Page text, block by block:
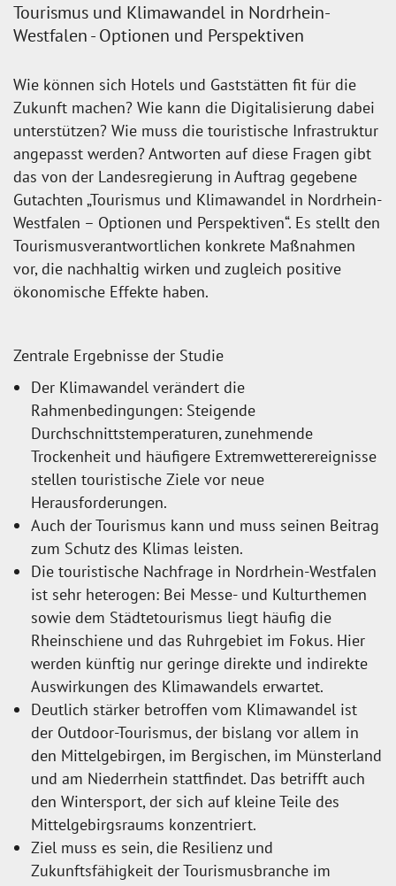
Tourismus und Klimawandel in Nordrhein-
Westfalen - Optionen und Perspektiven
Wie können sich Hotels und Gaststätten fit für die
Zukunft machen? Wie kann die Digitalisierung dabei
unterstützen? Wie muss die touristische Infrastruktur
angepasst werden? Antworten auf diese Fragen gibt
das von der Landesregierung in Auftrag gegebene
Gutachten „Tourismus und Klimawandel in Nordrhein-
Westfalen – Optionen und Perspektiven“. Es stellt den
Tourismusverantwortlichen konkrete Maßnahmen
vor, die nachhaltig wirken und zugleich positive
ökonomische Effekte haben.
Zentrale Ergebnisse der Studie
Der Klimawandel verändert die
Rahmenbedingungen: Steigende
Durchschnittstemperaturen, zunehmende
Trockenheit und häufigere Extremwetterereignisse
stellen touristische Ziele vor neue
Herausforderungen.
Auch der Tourismus kann und muss seinen Beitrag
zum Schutz des Klimas leisten.
Die touristische Nachfrage in Nordrhein-Westfalen
ist sehr heterogen: Bei Messe- und Kulturthemen
sowie dem Städtetourismus liegt häufig die
Rheinschiene und das Ruhrgebiet im Fokus. Hier
werden künftig nur geringe direkte und indirekte
Auswirkungen des Klimawandels erwartet.
Deutlich stärker betroffen vom Klimawandel ist
der Outdoor-Tourismus, der bislang vor allem in
den Mittelgebirgen, im Bergischen, im Münsterland
und am Niederrhein stattfindet. Das betrifft auch
den Wintersport, der sich auf kleine Teile des
Mittelgebirgsraums konzentriert.
Ziel muss es sein, die Resilienz und
Zukunftsfähigkeit der Tourismusbranche im